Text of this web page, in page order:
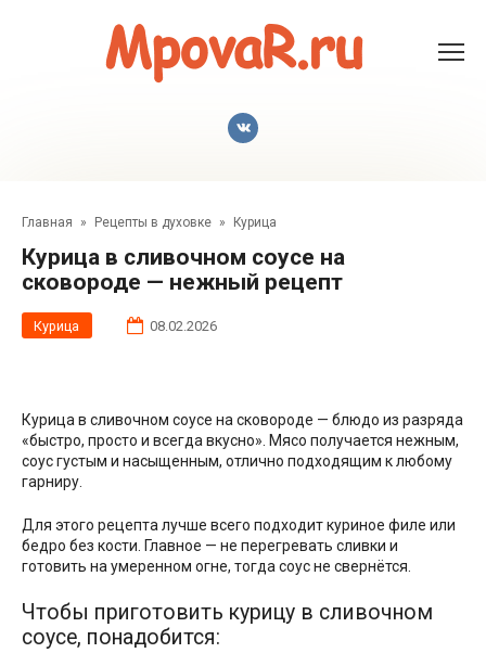
Главная » Рецепты в духовке » Курица
Курица в сливочном соусе на
сковороде — нежный рецепт
Курица 08.02.2026
Курица в сливочном соусе на сковороде — блюдо из разряда
«быстро, просто и всегда вкусно». Мясо получается нежным,
соус густым и насыщенным, отлично подходящим к любому
гарниру.
Для этого рецепта лучше всего подходит куриное филе или
бедро без кости. Главное — не перегревать сливки и
готовить на умеренном огне, тогда соус не свернётся.
Чтобы приготовить курицу в сливочном
соусе, понадобится: